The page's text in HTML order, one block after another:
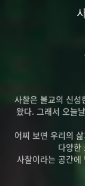
사찰은 불교의 신성
왔다. 그래서 오늘
어찌 보면 우리의
다양한
사찰이라는 공간에